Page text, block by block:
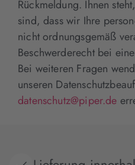
Rückmeldung. Ihnen
sind, dass wir Ihre
nicht ordnungsgemäß
Beschwerderecht bei
Bei weiteren Fragen
unseren
datenschutz@piper.de